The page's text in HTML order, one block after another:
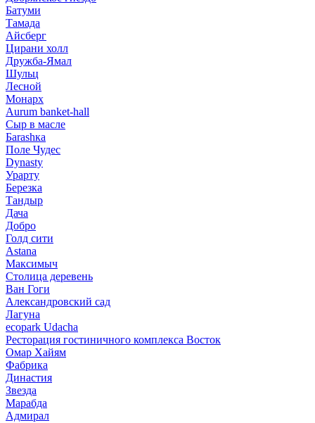
Батуми
Тамада
Айсберг
Цирани холл
Дружба-Ямал
Шульц
Лесной
Монарх
Aurum banket-hall
Сыр в масле
Баrаshка
Поле Чудес
Dynasty
Урарту
Березка
Тандыр
Дача
Добро
Голд сити
Astana
Максимыч
Столица деревень
Ван Гоги
Александровский сад
Лагуна
ecopark Udacha
Ресторация гостиничного комплекса Восток
Омар Хайям
Фабрика
Династия
Звезда
Марабда
Адмирал